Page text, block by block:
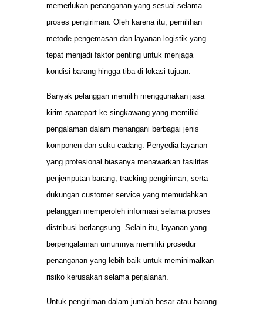
memerlukan penanganan yang sesuai selama
proses pengiriman. Oleh karena itu, pemilihan
metode pengemasan dan layanan logistik yang
tepat menjadi faktor penting untuk menjaga
kondisi barang hingga tiba di lokasi tujuan.
Banyak pelanggan memilih menggunakan jasa
kirim sparepart ke singkawang yang memiliki
pengalaman dalam menangani berbagai jenis
komponen dan suku cadang. Penyedia layanan
yang profesional biasanya menawarkan fasilitas
penjemputan barang, tracking pengiriman, serta
dukungan customer service yang memudahkan
pelanggan memperoleh informasi selama proses
distribusi berlangsung. Selain itu, layanan yang
berpengalaman umumnya memiliki prosedur
penanganan yang lebih baik untuk meminimalkan
risiko kerusakan selama perjalanan.
Untuk pengiriman dalam jumlah besar atau barang